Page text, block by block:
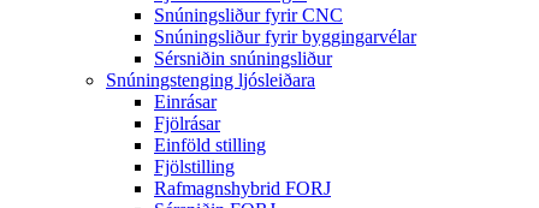
Snúningsliður fyrir CNC
Snúningsliður fyrir byggingarvélar
Sérsniðin snúningsliður
Snúningstenging ljósleiðara
Einrásar
Fjölrásar
Einföld stilling
Fjölstilling
Rafmagnshybrid FORJ